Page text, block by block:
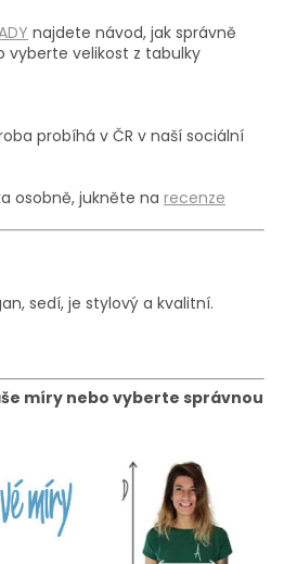
najdete návod, jak správně
vyberte velikost z tabulky
probíhá v ČR v naší sociální
osobně, jukněte na recenze
sedí, je stylový a kvalitní.
míry nebo vyberte správnou